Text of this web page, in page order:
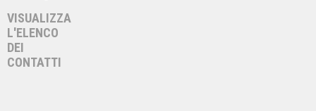
VISUALIZZA
L'ELENCO
DEI
CONTATTI